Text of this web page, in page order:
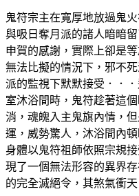
鬼符宗主在寬厚地放過鬼
與吸日奪月派的諸人暗暗
申賀的感謝，實際上卻是
無法比擬的情況下，邪不
派的監視下默默接受．．
室沐浴間時，鬼符趁著這
消，魂魄入主鬼旗內情，
運，威勢驚人，沐浴間內
身體以鬼符祖師依照宗規
現了一個無法形容的異界
的完全滅絕令，其煞氣衝